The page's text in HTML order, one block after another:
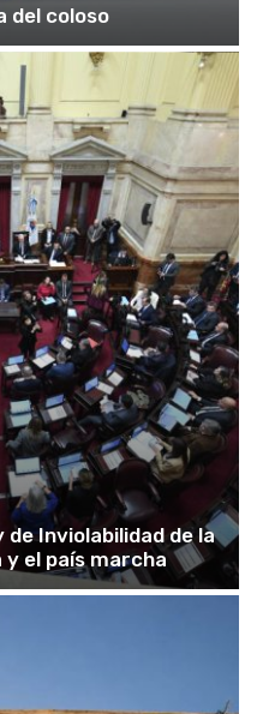
del coloso
de Inviolabilidad de la
y el país marcha